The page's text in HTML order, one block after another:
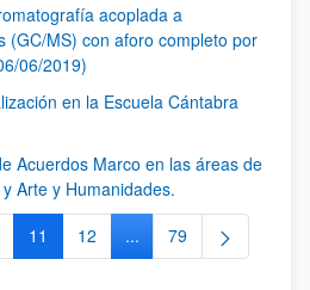
acoplada a
(GC/MS) con aforo completo por
06/2019)
en la Escuela Cántabra
Acuerdos Marco en las áreas de
Arte y Humanidades.
intermedias Use TAB para desplazarse.
Página
11 Página
12 ...Páginas intermedias
Página
79